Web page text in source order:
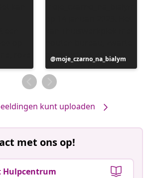
Bericht
gepubliceerd
door
moje_czarno_na_bialym
kunt uploaden
met ons op!
Hulpcentrum